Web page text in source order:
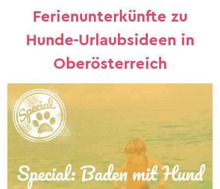
Ferienunterkünfte zu
Hunde-Urlaubsideen in
Oberösterreich
Special: Baden mit Hund